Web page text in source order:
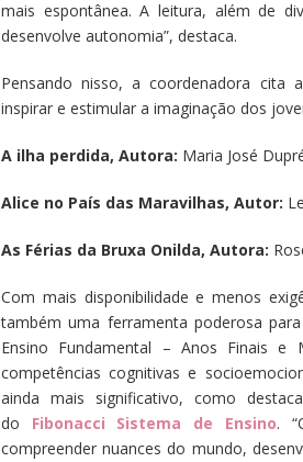
mais espontânea. A leitura, além de
desenvolve autonomia”, destaca.
Pensando nisso, a coordenadora cita
inspirar e estimular a imaginação dos
A ilha perdida, Autora: Maria José
Alice no País das Maravilhas, Autor:
As Férias da Bruxa Onilda, Autora:
Com mais disponibilidade e menos
também uma ferramenta poderosa
Ensino Fundamental – Anos Finais
competências cognitivas e
ainda mais significativo, como
do
Fibonacci Sistema de Ensino.
compreender nuances do mundo,